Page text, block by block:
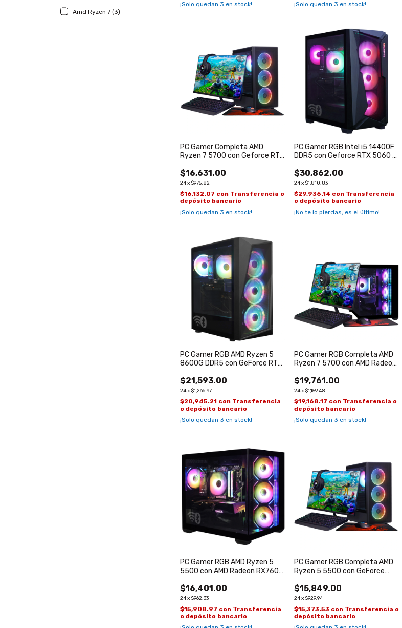
Amd Ryzen 7 (3)
¡Solo quedan 3 en stock!
¡Solo quedan 3 en stock!
PC Gamer Completa AMD
Ryzen 7 5700 con Geforce RTX
$16,631.00
24x $975.82
$16,132.07 con Transferencia o
depósito bancario
¡Solo quedan 3 en stock!
PC Gamer RGB Intel i5 14400F
DDR5 con Geforce RTX 5060 TI
$30,862.00
24x $1,810.83
$29,936.14 con Transferencia
o depósito bancario
¡No te lo pierdas, es el último!
PC Gamer RGB AMD Ryzen 5
8600G DDR5 con GeForce RTX
$21,593.00
24x $1,266.97
$20,945.21 con Transferencia
o depósito bancario
¡Solo quedan 3 en stock!
PC Gamer RGB Completa AMD
Ryzen 7 5700 con AMD Radeon
$19,761.00
24x $1,159.48
$19,168.17 con Transferencia o
depósito bancario
¡Solo quedan 3 en stock!
PC Gamer RGB AMD Ryzen 5
5500 con AMD Radeon RX7600
$16,401.00
24x $962.33
$15,908.97 con Transferencia
o depósito bancario
PC Gamer RGB Completa AMD
Ryzen 5 5500 con GeForce
$15,849.00
24x $929.94
$15,373.53 con Transferencia o
depósito bancario